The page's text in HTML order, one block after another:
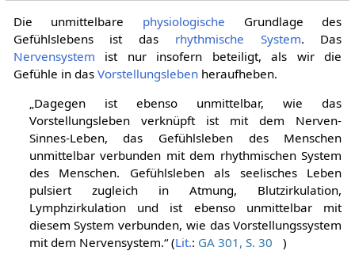
Die unmittelbare physiologische Grundlage des
Gefühlslebens ist das rhythmische System. Das
Nervensystem ist nur insofern beteiligt, als wir die
Gefühle in das Vorstellungslebenheraufheben.
„Dagegen ist ebenso unmittelbar, wie das
Vorstellungsleben verknüpft ist mit dem Nerven-
Sinnes-Leben, das Gefühlsleben des Menschen
unmittelbar verbunden mit dem rhythmischen System
des Menschen. Gefühlsleben als seelisches Leben
pulsiert zugleich in Atmung, Blutzirkulation,
Lymphzirkulation und ist ebenso unmittelbar mit
diesem System verbunden, wie das Vorstellungssystem
mit dem Nervensystem.“ (Lit.: GA 301, S. 30
)